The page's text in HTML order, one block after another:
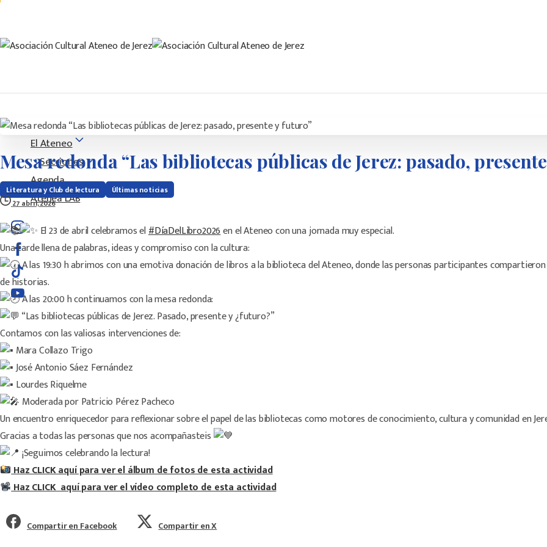
El Ateneo
Secciones
Agenda
Atenea LAB
Mesaredonda“Las bibliotecas públicas deJerez: pasado, presente
Literatura y Club de lectura
Últimas noticias
27 abril, 2026
El 23 de abril celebramos el#DíaDelLibro2026en el Ateneo con una jornada muy especial.
Una tarde llena de palabras, ideas y compromiso con la cultura:
A las 19:30 h abrimos con una emotiva donación de libros a la biblioteca del Ateneo, donde las personas participantes
de historias.
A las 20:00 h continuamos con la mesa redonda:
“Las bibliotecas públicas de Jerez. Pasado, presente y ¿futuro?”
Contamos con las valiosas intervenciones de:
Mara Collazo Trigo
José Antonio Sáez Fernández
Lourdes Riquelme
Moderada por Patricio Pérez Pacheco
Un encuentro enriquecedor para reflexionar sobre el papel de las bibliotecas como motores de conocimiento, cultura y comunidad en
Gracias a todas las personas que nos acompañasteis
¡Seguimos celebrando la lectura!
Haz CLICK aquí para ver el álbum de fotos de esta actividad
Haz CLICK aquí para ver el vídeo completo de esta actividad
Compartir en Facebook Compartir en X